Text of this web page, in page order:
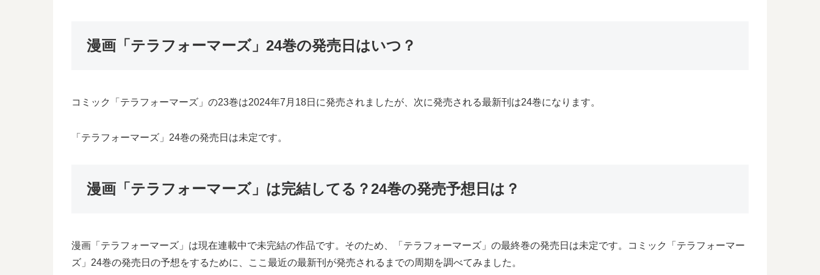
漫画「テラフォーマーズ」24巻の発売日はいつ？
コミック「テラフォーマーズ」の23巻は2024年7月18日に発売されましたが、次に発売される最新刊は24巻になります。
「テラフォーマーズ」24巻の発売日は未定です。
漫画「テラフォーマーズ」は完結してる？24巻の発売予想日は？
漫画「テラフォーマーズ」は現在連載中で未完結の作品です。そのため、「テラフォーマーズ」の最終巻の発売日は未定です。コミック「テラフォーマー
ズ」24巻の発売日の予想をするために、ここ最近の最新刊が発売されるまでの周期を調べてみました。